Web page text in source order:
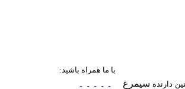
دارنده سیمرغ
با ما همراه باشید: